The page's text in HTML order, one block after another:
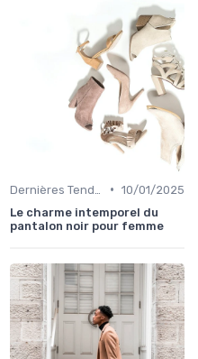
• 10/01/2025
Le charme intemporel du
pantalon noir pour femme